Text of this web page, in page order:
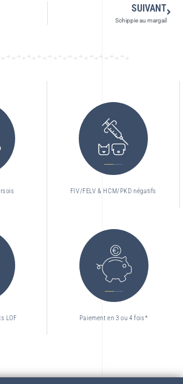
SUIVANT
Schippie au margail
FIV/FELV & HCM/PKD négatifs
LOF Paiement en 3 ou 4 fois*